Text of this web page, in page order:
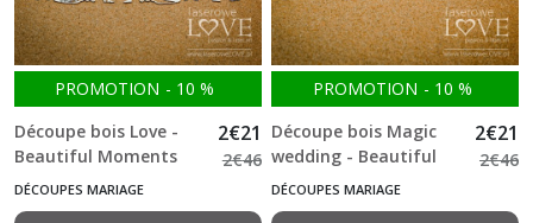
PROMOTION - 10 %
Découpe bois Love -
Beautiful Moments
-671-
2€21
2€46
DÉCOUPES MARIAGE
PROMOTION - 10 %
Découpe bois Magic
wedding - Beautiful
Moments -657-
2€21
2€46
DÉCOUPES MARIAGE